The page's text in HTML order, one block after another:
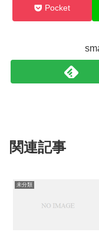
Pocket
関連記事
未分類